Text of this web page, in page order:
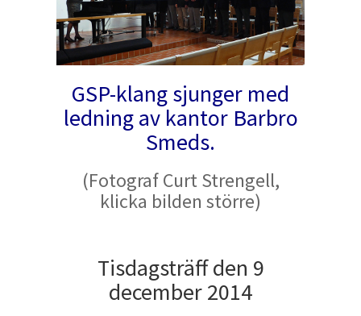
GSP-klang sjunger med
ledning av kantor Barbro
Smeds.
(Fotograf Curt Strengell,
klicka bilden större)
Tisdagsträff den 9
december 2014